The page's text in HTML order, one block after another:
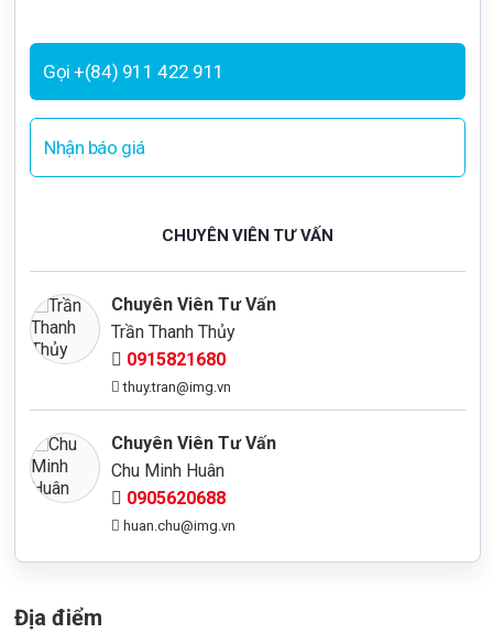
Gọi +(84) 911 422 911
Nhận báo giá
CHUYÊN VIÊN TƯ VẤN
Chuyên Viên Tư Vấn
Trần Thanh Thủy
0915821680
thuy.tran@img.vn
Chuyên Viên Tư Vấn
Chu Minh Huân
0905620688
huan.chu@img.vn
Địa điểm